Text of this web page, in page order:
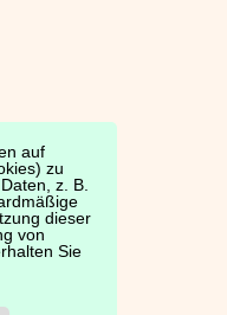
auf
zu
z. B.
dieser
von
Sie